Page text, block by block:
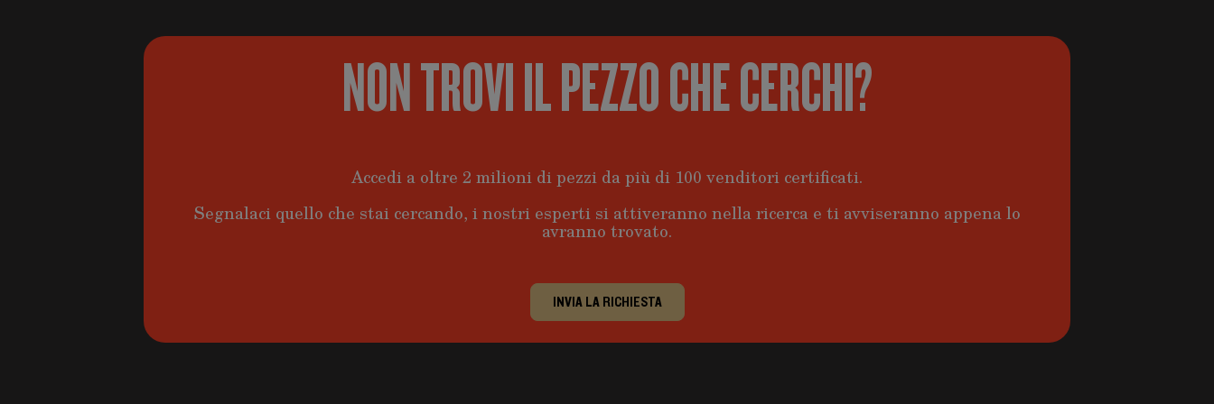
NON TROVI IL PEZZO CHE CERCHI?
Accedi a oltre 2 milioni di pezzi da più di 100 venditori certificati.
Segnalaci quello che stai cercando, i nostri esperti si attiveranno nella ricerca e ti avviseranno appena lo
avranno trovato.
INVIA LA RICHIESTA